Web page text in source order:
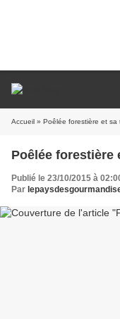
Accueil » Poêlée forestière et sa
Poêlée forestière
Publié le 23/10/2015 à
Par